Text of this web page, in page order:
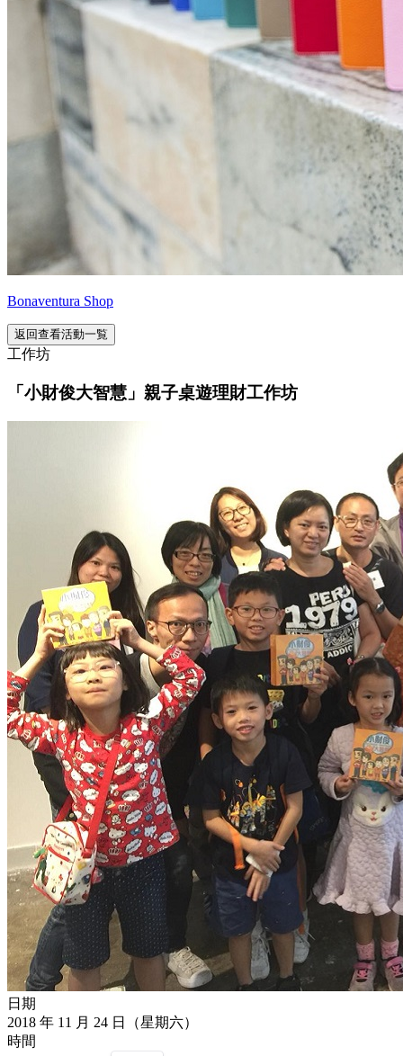
Bonaventura Shop
返回查看活動一覧
工作坊
「小財俊大智慧」親子桌遊理財工作坊
日期
2018 年 11 月 24 日（星期六）
時間